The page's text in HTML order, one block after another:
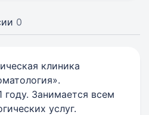
0
клиника
году. Занимается всем
услуг.